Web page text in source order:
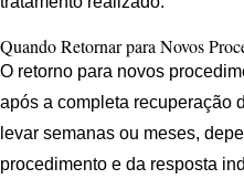
Quando Retornar para Novos
O retorno para novos
após a completa recuperação
levar semanas ou meses,
procedimento e da resposta